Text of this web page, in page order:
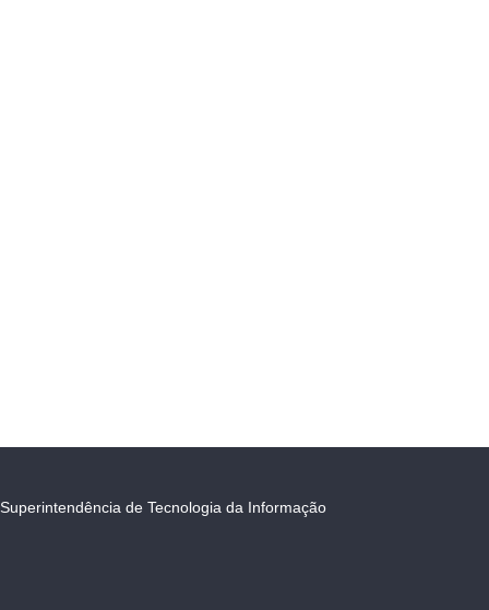
Superintendência de Tecnologia da Informação